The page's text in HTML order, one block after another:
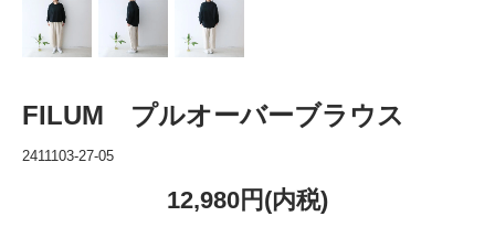
FILUM プルオーバーブラウス
2411103-27-05
12,980円(内税)